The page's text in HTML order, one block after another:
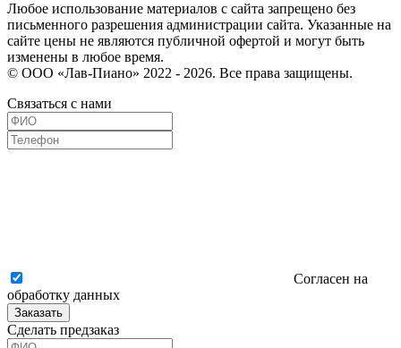
Любое использование материалов с сайта запрещено без
письменного разрешения администрации сайта. Указанные на
сайте цены не являются публичной офертой и могут быть
изменены в любое время.
© ООО «Лав-Пиано» 2022 - 2026. Все права защищены.
Связаться с нами
Согласен на
обработку данных
Заказать
Сделать предзаказ